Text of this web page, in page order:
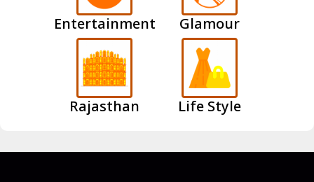
Entertainment Glamour
Rajasthan Life Style